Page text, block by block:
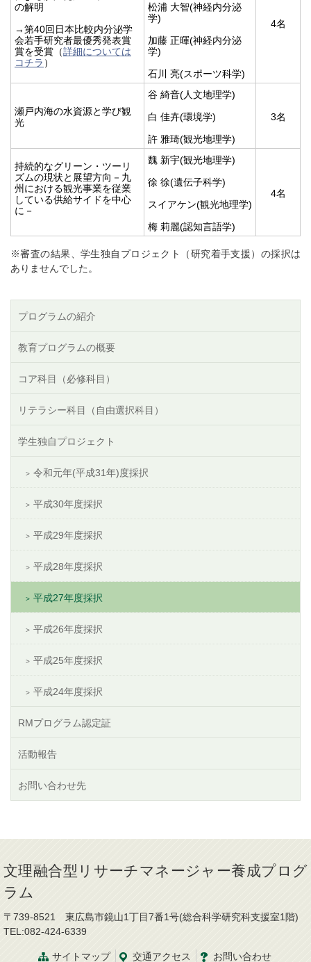
の解明
→第40回日本比較内分泌学
会若手研究者最優秀発表賞
賞を受賞（詳細については
コチラ ）
松浦 大智(神経内分泌
学)
加藤 正暉(神経内分泌
学)
石川 亮(スポーツ科学)
4名
瀬戸内海の水資源と学び観
光
谷 綺音(人文地理学)
白 佳卉(環境学)
許 雅琦(観光地理学)
3名
持続的なグリーン・ツーリ
ズムの現状と展望方向－九
州における観光事業を従業
している供給サイドを中心
に－
魏 新宇(観光地理学)
徐 徐(遺伝子科学)
スイアケン(観光地理学)
梅 莉麗(認知言語学)
4名
※審査の結果、学生独自プロジェクト（研究着手支援）の採択は
ありませんでした。
プログラムの紹介
教育プログラムの概要
コア科目（必修科目）
リテラシー科目（自由選択科目）
学生独自プロジェクト
令和元年(平成31年)度採択
平成30年度採択
平成29年度採択
平成28年度採択
平成27年度採択
平成26年度採択
平成25年度採択
平成24年度採択
RMプログラム認定証
活動報告
お問い合わせ先
文理融合型リサーチマネージャー養成プログ
ラム
〒739-8521 東広島市鏡山1丁目7番1号(総合科学研究科支援室1階)
TEL:082-424-6339
サイトマップ 交通アクセス お問い合わせ